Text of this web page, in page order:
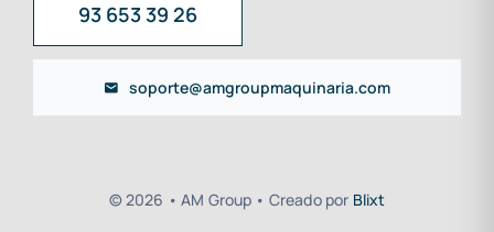
93 653 39 26
soporte@amgroupmaquinaria.com
© 2026 • AM Group • Creado por Blixt